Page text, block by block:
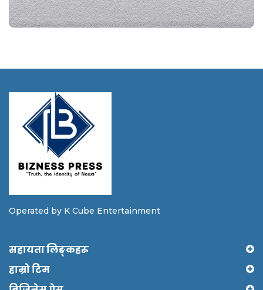
Operated by K Cube Entertainment
सहायता लिङ्कहरू
हाम्रो टिम